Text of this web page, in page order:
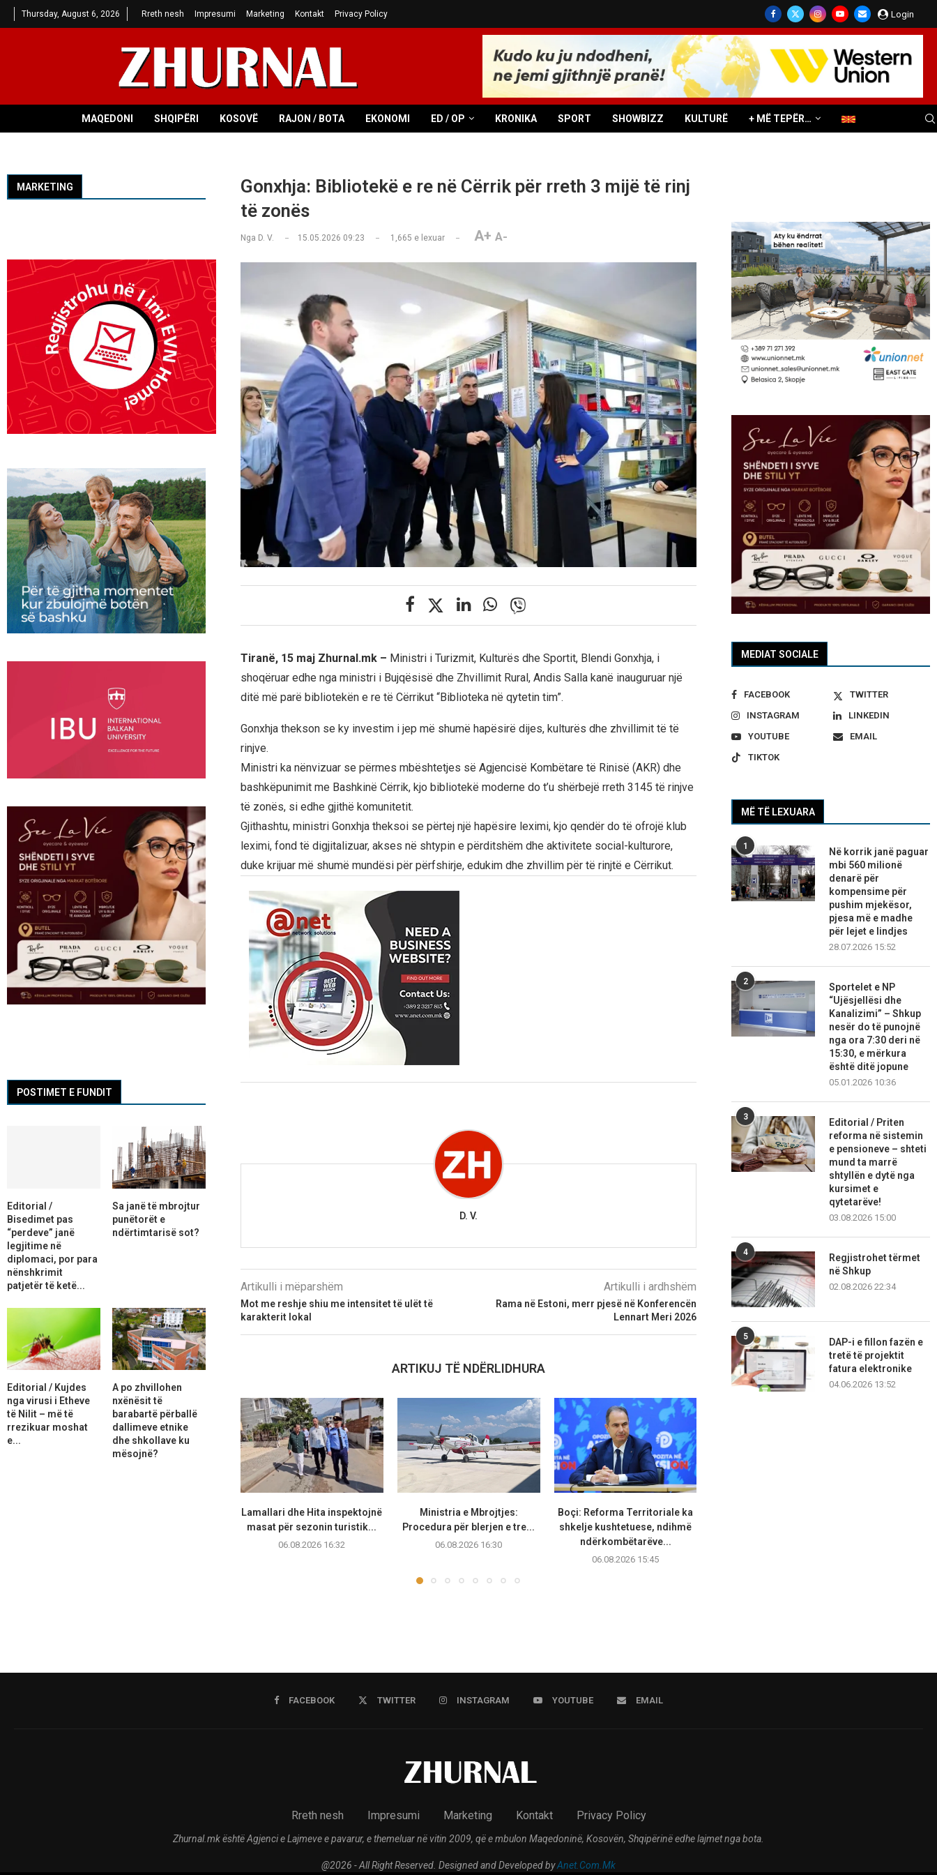
Thursday, August 6, 2026 Rreth nesh Impresumi Marketing Kontakt Privacy Policy Login
MAQEDONI SHQIPËRI KOSOVË RAJON / BOTA EKONOMI ED / OP KRONIKA SPORT SHOWBIZZ KULTURË + MË TEPËR…
Gonxhja: Bibliotekë e re në Cërrik për rreth 3 mijë të rinj
të zonës
Nga D. V. 15.05.2026 09:23 1,665 e lexuar A+ A-
Tiranë, 15 maj Zhurnal.mk – Ministri i Turizmit, Kulturës dhe Sportit, Blendi Gonxhja, i
shoqëruar edhe nga ministri i Bujqësisë dhe Zhvillimit Rural, Andis Salla kanë inauguruar një
ditë më parë bibliotekën e re të Cërrikut “Biblioteka në qytetin tim”.
Gonxhja thekson se ky investim i jep më shumë hapësirë dijes, kulturës dhe zhvillimit të të
rinjve.
Ministri ka nënvizuar se përmes mbështetjes së Agjencisë Kombëtare të Rinisë (AKR) dhe
bashkëpunimit me Bashkinë Cërrik, kjo bibliotekë moderne do t’u shërbejë rreth 3145 të rinjve
të zonës, si edhe gjithë komunitetit.
Gjithashtu, ministri Gonxhja theksoi se përtej një hapësire leximi, kjo qendër do të ofrojë klub
leximi, fond të digjitalizuar, akses në shtypin e përditshëm dhe aktivitete social-kulturore,
duke krijuar më shumë mundësi për përfshirje, edukim dhe zhvillim për të rinjtë e Cërrikut.
D. V.
Artikulli i mëparshëm
Mot me reshje shiu me intensitet të ulët të
karakterit lokal
Artikulli i ardhshëm
Rama në Estoni, merr pjesë në Konferencën
Lennart Meri 2026
ARTIKUJ TË NDËRLIDHURA
Lamallari dhe Hita inspektojnë
masat për sezonin turistik...
06.08.2026 16:32
Ministria e Mbrojtjes:
Procedura për blerjen e tre...
06.08.2026 16:30
Boçi: Reforma Territoriale ka
shkelje kushtetuese, ndihmë
ndërkombëtarëve...
06.08.2026 15:45
MEDIAT SOCIALE
FACEBOOK
TWITTER
INSTAGRAM
LINKEDIN
YOUTUBE
EMAIL
TIKTOK
MË TË LEXUARA
1
Në korrik janë paguar
mbi 560 milionë
denarë për
kompensime për
pushim mjekësor,
pjesa më e madhe
për lejet e lindjes
28.07.2026 15:52
2
Sportelet e NP
“Ujësjellësi dhe
Kanalizimi” – Shkup
nesër do të punojnë
nga ora 7:30 deri në
15:30, e mërkura
është ditë jopune
05.01.2026 10:36
3
Editorial / Priten
reforma në sistemin
e pensioneve – shteti
mund ta marrë
shtyllën e dytë nga
kursimet e
qytetarëve!
03.08.2026 15:00
4
Regjistrohet tërmet
në Shkup
02.08.2026 22:34
5
DAP-i e fillon fazën e
tretë të projektit
fatura elektronike
04.06.2026 13:52
MARKETING
POSTIMET E FUNDIT
Editorial /
Bisedimet pas
“perdeve” janë
legjitime në
diplomaci, por para
nënshkrimit
patjetër të ketë...
Sa janë të mbrojtur
punëtorët e
ndërtimtarisë sot?
Editorial / Kujdes
nga virusi i Etheve
të Nilit – më të
rrezikuar moshat
e...
A po zhvillohen
nxënësit të
barabartë përballë
dallimeve etnike
dhe shkollave ku
mësojnë?
FACEBOOK TWITTER INSTAGRAM YOUTUBE EMAIL
Rreth nesh Impresumi Marketing Kontakt Privacy Policy
Zhurnal.mk është Agjenci e Lajmeve e pavarur, e themeluar në vitin 2009, që e mbulon Maqedoninë, Kosovën, Shqipërinë edhe lajmet nga bota.
@2026 - All Right Reserved. Designed and Developed byAnet.Com.Mk